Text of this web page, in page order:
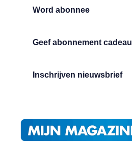
Word abonnee
Geef abonnement cadeau
Inschrijven nieuwsbrief